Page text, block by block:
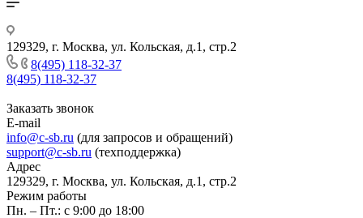
129329, г. Москва, ул. Кольская, д.1, стр.2
8(495) 118-32-37
8(495) 118-32-37
Заказать звонок
E-mail
info@c-sb.ru (для запросов и обращений)
support@c-sb.ru (техподдержка)
Адрес
129329, г. Москва, ул. Кольская, д.1, стр.2
Режим работы
Пн. – Пт.: с 9:00 до 18:00